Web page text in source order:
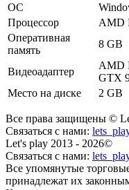
ОС
Процессор
AMD
Оперативная
память
8 GB
Видеоадаптер
AMD
GTX
Место на диске
2 GB
Все права защищены ©
Связаться с нами:
Let's play 2013 - 2026©
Связаться с нами:
Все упомянутые
принадлежат их